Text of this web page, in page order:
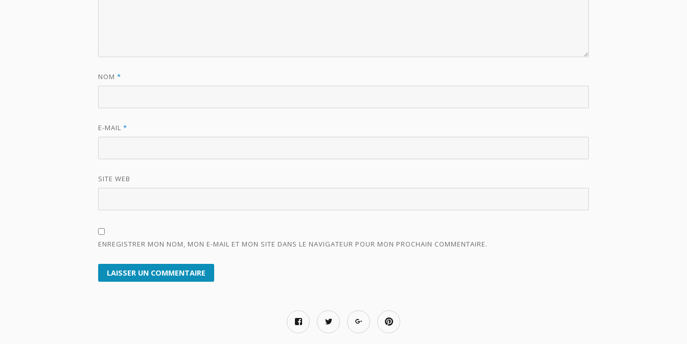
NOM *
E-MAIL *
SITE WEB
ENREGISTRER MON NOM, MON E-MAIL ET MON SITE DANS LE NAVIGATEUR POUR MON PROCHAIN COMMENTAIRE.